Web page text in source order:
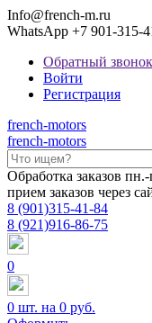
Info@french-m.ru
WhatsApp +7 901-315-
Обратный звонок
Войти
Регистрация
french-motors
french-motors
Обработка заказов
прием заказов через
8 (901)315-41-84
8 (921)916-86-75
0
0 шт. на 0 руб.